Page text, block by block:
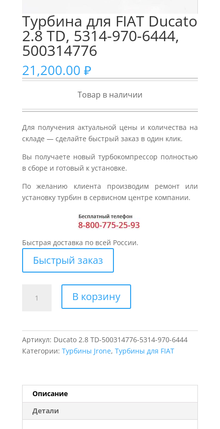
Турбина для FIAT Ducato
2.8 TD, 5314-970-6444,
500314776
21,200.00 ₽
Товар в наличии
Для получения актуальной цены и количества на
складе — сделайте быстрый заказ в один клик.
Вы получаете новый турбокомпрессор полностью
в сборе и готовый к установке.
По желанию клиента производим ремонт или
установку турбин в сервисном центре компании.
Быстрая доставка по всей России.
Быстрый заказ
товара
Ducato
970-
6444,
500314776
В корзину
Артикул: Ducato 2.8 TD-500314776-5314-970-6444
Категории: Турбины Jrone, Турбины для FIAT
Описание
Детали